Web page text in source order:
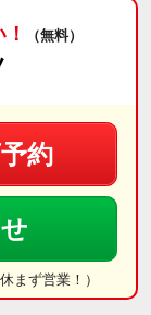
（無料）
約
まず営業！）